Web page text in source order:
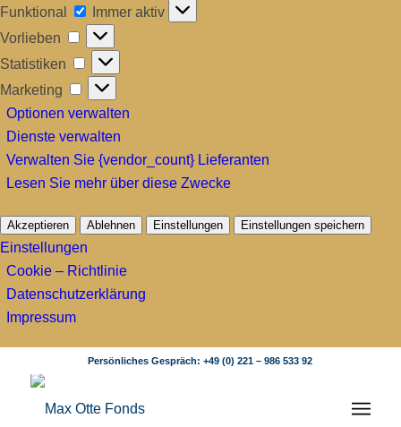
Funktional
Funktional
Immer aktiv
Vorlieben
Vorlieben
Statistiken Statistiken
Marketing Marketing
Optionen verwalten
Dienste verwalten
Verwalten Sie {vendor_count} Lieferanten
Lesen Sie mehr über diese Zwecke
Akzeptieren Ablehnen Einstellungen Einstellungen speichern
Einstellungen
Cookie – Richtlinie
Datenschutzerklärung
Impressum
Persönliches Gespräch:+49 (0) 221 – 986 533 92